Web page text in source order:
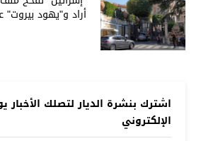
أراد و"يهود بيروت"
اشترك بنشرة الديار لتصلك الأخبار
الإلكتروني